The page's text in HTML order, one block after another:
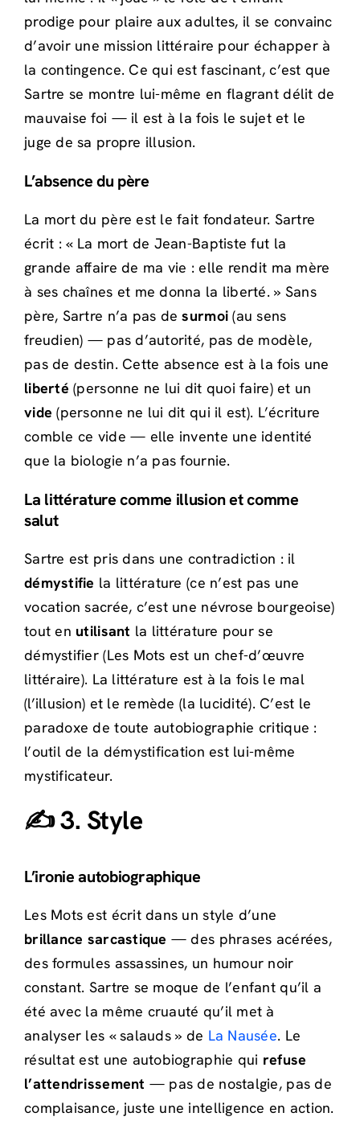
prodige pour plaire aux adultes, il se convainc
d’avoir une mission littéraire pour échapper à
la contingence. Ce qui est fascinant, c’est que
Sartre se montre lui-même en flagrant délit de
mauvaise foi — il est à la fois le sujet et le
juge de sa propre illusion.
L’absence du père
La mort du père est le fait fondateur. Sartre
écrit : « La mort de Jean-Baptiste fut la
grande affaire de ma vie : elle rendit ma mère
à ses chaînes et me donna la liberté. » Sans
père, Sartre n’a pas desurmoi (au sens
freudien) — pas d’autorité, pas de modèle,
pas de destin. Cette absence est à la fois une
liberté (personne ne lui dit quoi faire) et un
vide (personne ne lui dit qui il est). L’écriture
comble ce vide — elle invente une identité
que la biologie n’a pas fournie.
La littérature comme illusion et comme
salut
Sartre est pris dans une contradiction : il
démystifie la littérature (ce n’est pas une
vocation sacrée, c’est une névrose bourgeoise)
tout en utilisant la littérature pour se
démystifier (Les Mots est un chef-d’œuvre
littéraire). La littérature est à la fois le mal
(l’illusion) et le remède (la lucidité). C’est le
paradoxe de toute autobiographie critique :
l’outil de la démystification est lui-même
mystificateur.
✍️ 3. Style
L’ironie autobiographique
Les Mots est écrit dans un style d’une
brillance sarcastique — des phrases acérées,
des formules assassines, un humour noir
constant. Sartre se moque de l’enfant qu’il a
été avec la même cruauté qu’il met à
analyser les « salauds » de La Nausée. Le
résultat est une autobiographie qui refuse
l’attendrissement — pas de nostalgie, pas de
complaisance, juste une intelligence en action.